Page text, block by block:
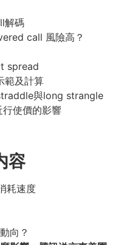
解碼
call 風險高？
spread
範及計算
與long strangle
使價的影響
容
耗速度
向？